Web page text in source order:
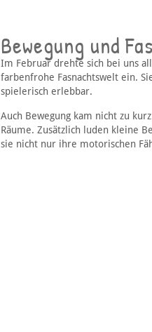
Bewegung und
Im Februar drehte sich bei uns
farbenfrohe Fasnachtswelt ein.
spielerisch erlebbar.
Auch Bewegung kam nicht zu
Räume. Zusätzlich luden kleine
sie nicht nur ihre motorischen